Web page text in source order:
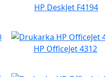
HP DeskJet F4194
HP OfficeJet 4312